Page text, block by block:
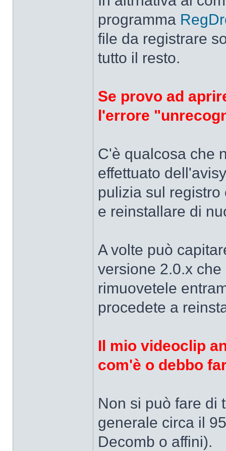
programma
file da registrare
tutto il resto.
Se provo ad
l'errore
C'è qualcosa che
effettuato
pulizia sul
e reinstallare di
A volte può
versione 2.0.x
rimuovetele
procedete a
Il mio videoclip
com'è o debbo
Non si può fare di
generale circa il
Decomb o affini).